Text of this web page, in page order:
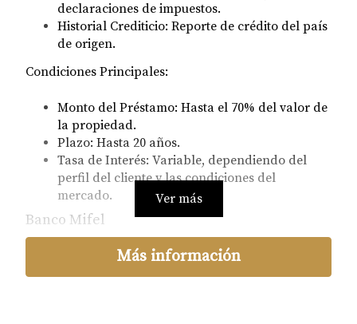
declaraciones de impuestos.
Historial Crediticio: Reporte de crédito del país
de origen.
Condiciones Principales:
Monto del Préstamo: Hasta el 70% del valor de
la propiedad.
Plazo: Hasta 20 años.
Tasa de Interés: Variable, dependiendo del
perfil del cliente y las condiciones del
mercado.
Banco Mifel
Banco Mifel también ofrece financiamiento
Ver más
Más información